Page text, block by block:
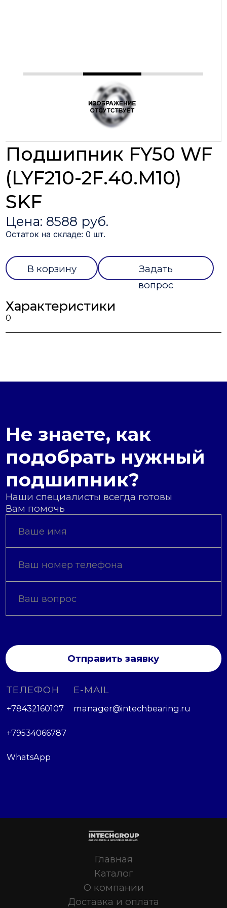
Подшипник FY50 WF
(LYF210-2F.40.M10)
SKF
Цена: 8588 руб.
Остаток на складе: 0 шт.
В корзину
Задать
вопрос
Характеристики
0
Не знаете, как
подобрать нужный
подшипник?
Наши специалисты всегда готовы
Вам помочь
Отправить заявку
ТЕЛЕФОН
+78432160107
+79534066787
WhatsApp
E-MAIL
manager@intechbearing.ru
Главная
Каталог
О компании
Доставка и оплата